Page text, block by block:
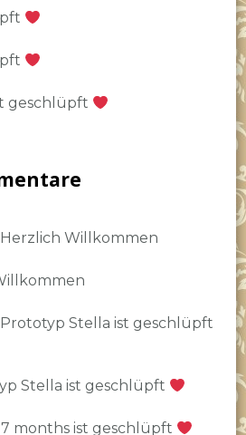
geschlüpft
Herzlich Willkommen
Prototyp Stella ist geschlüpft
Stella ist geschlüpft
months ist geschlüpft